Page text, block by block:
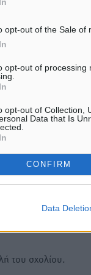
opt-out of the Sale of
opt-out of processing
opt-out of Collection,
Data that Is
CONFIRM
Data
ΑΘΛΗΤΙΚΆ
άτυχου Ιάκωβου Θωμά
Η Δημοκρατική
όποια σχόλια
Χρήστες που
του σχολίου.